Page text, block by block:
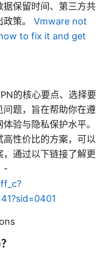
保留时间、第三方共
策。 Vmware not
to fix it and get
的核心要点、选择要
问题，旨在帮助你在遵
验与隐私保护水平。
性价比的方案，可以
通过以下链接了解更
-